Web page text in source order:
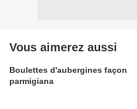
Vous aimerez aussi
Boulettes d'aubergines façon
parmigiana